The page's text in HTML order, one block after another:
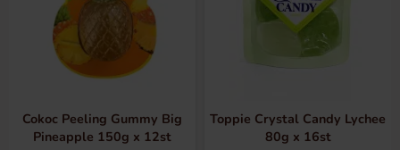
Cokoc Peeling Gummy Big
Pineapple 150g x 12st
Toppie Crystal Candy Lychee
80g x 16st